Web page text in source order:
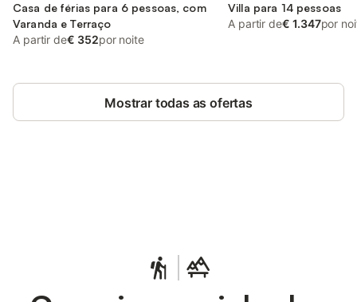
Casa de férias para 6 pessoas, com
Varanda e Terraço
A partir de€ 352por noite
Villa para 14 pessoas
A partir de€ 1.347por
Mostrar todas as ofertas